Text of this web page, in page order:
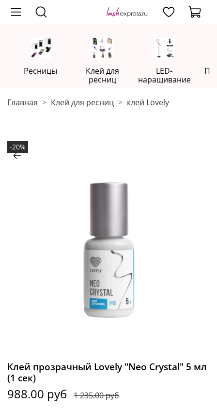
Ресницы
Клей для
ресниц
LED-
наращивание
Главная Клей для ресниц клей Lovely
-20%
Клей прозрачный Lovely "Neo Crystal" 5 мл
(1 сек)
988.00 руб 1 235.00 руб